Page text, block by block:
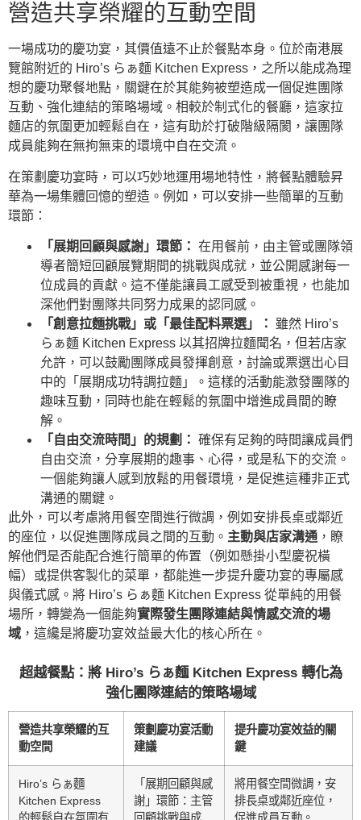
營造共享榮耀的互動空間
一場成功的慶功宴，其價值遠不止於餐點本身。位於南港展
覽館附近的 Hiro’s らぁ麵 Kitchen Express，之所以能成為理
想的慶功聚餐地點，關鍵在於其能夠被塑造成一個促進團隊
互動、強化連結的策略場域。相較於制式化的餐廳，這家拉
麵店的氛圍更加輕鬆自在，這有助於打破階級隔閡，讓團隊
成員能夠在無拘無束的環境中自在交流。
在策劃慶功宴時，可以巧妙地運用場地特性，將餐點體驗昇
華為一場集體回憶的塑造。例如，可以安排一些簡單的互動
環節：
「展期回顧與感謝」環節： 在用餐前，由主管或團隊領
導者簡短回顧展覽期間的挑戰與成就，並公開感謝每一
位成員的貢獻。這不僅能讓員工感受到被重視，也能加
深他們對團隊共同努力成果的認同感。
「創意拉麵挑戰」或「最佳配料票選」：
雖然 Hiro’s
らぁ麵 Kitchen Express 以其招牌拉麵聞名，但若店家
允許，可以鼓勵團隊成員發揮創意，討論或票選出心目
中的「展期成功特調拉麵」。這樣的活動能激發團隊的
趣味互動，同時也能在輕鬆的氛圍中增進成員間的瞭
解。
「自由交流時間」的規劃： 確保有足夠的時間讓成員們
自由交流，分享展期的趣事、心得，或是私下的交流。
一個能夠讓人感到放鬆的用餐環境，是促進這種非正式
溝通的關鍵。
此外，可以考慮將用餐空間進行微調，例如安排長桌或鄰近
的座位，以促進團隊成員之間的互動。 主動與店家溝通 ，瞭
解他們是否能配合進行簡單的佈置（例如懸掛小型慶祝橫
幅）或提供客製化的菜單，都能進一步提升慶功宴的專屬感
與儀式感。將 Hiro’s らぁ麵 Kitchen Express 從單純的用餐
場所，轉變為一個能夠實際發生團隊連結與情感交流的場
域 ，這纔是將慶功宴效益最大化的核心所在。
超越餐點：將 Hiro’s らぁ麵 Kitchen Express 轉化為
強化團隊連結的策略場域
營造共享榮耀的互
動空間
策劃慶功宴活動
建議
提升慶功宴效益的關
鍵
Hiro’s らぁ麵
Kitchen Express
「展期回顧與感
謝」環節：主管
將用餐空間微調，安
排長桌或鄰近座位，